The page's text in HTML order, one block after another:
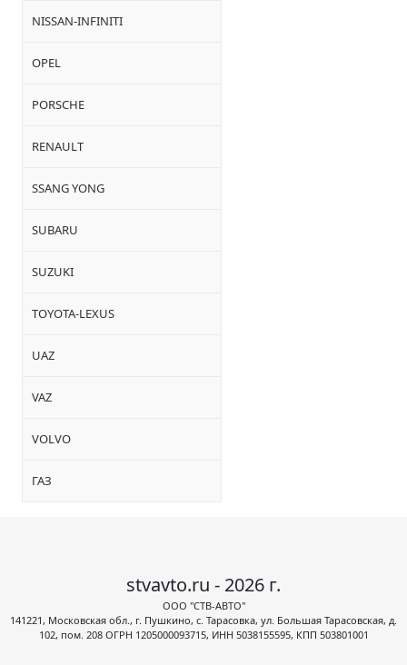
NISSAN-INFINITI
OPEL
PORSCHE
RENAULT
SSANG YONG
SUBARU
SUZUKI
TOYOTA-LEXUS
UAZ
VAZ
VOLVO
ГАЗ
stvavto.ru - 2026 г.
ООО "СТВ-АВТО"
141221, Московская обл., г. Пушкино, с. Тарасовка, ул. Большая Тарасовская, д.
102, пом. 208 ОГРН 1205000093715, ИНН 5038155595, КПП 503801001